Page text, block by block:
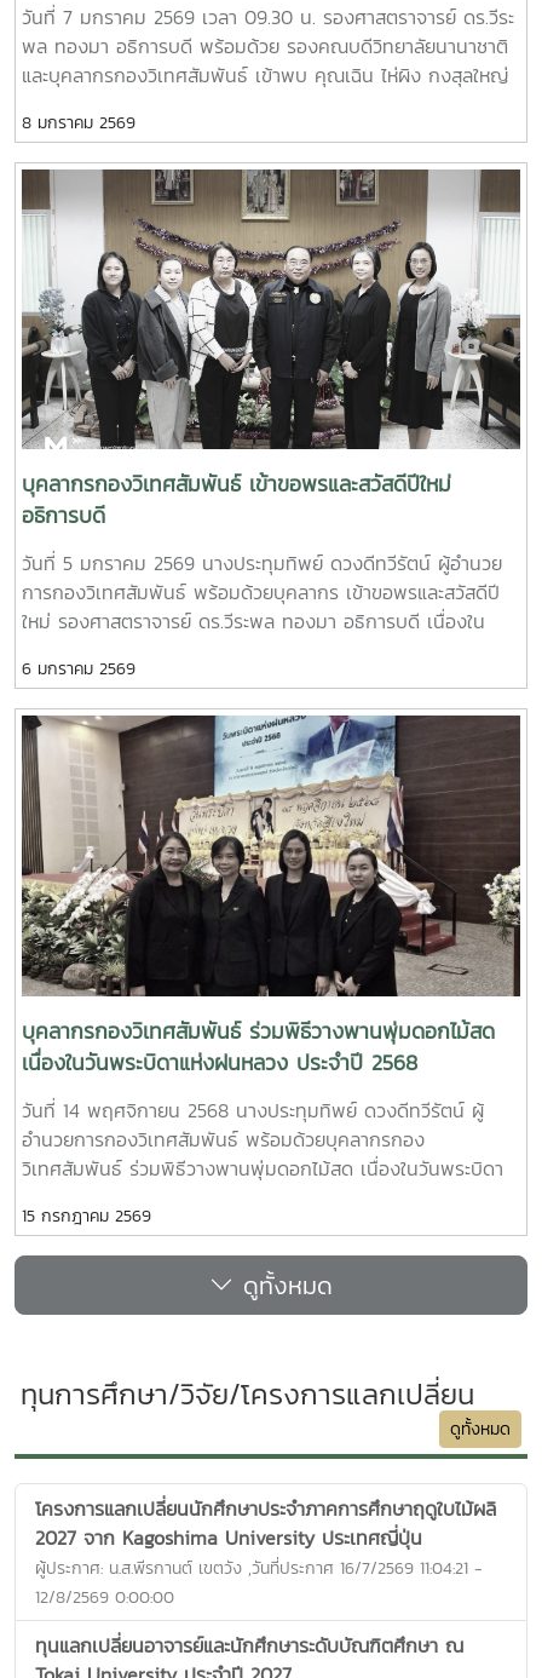
วันที่ 7 มกราคม 2569 เวลา 09.30 น. รองศาสตราจารย์ ดร.วีระ
พล ทองมา อธิการบดี พร้อมด้วย รองคณบดีวิทยาลัยนานาชาติ
และบุคลากรกองวิเทศสัมพันธ์ เข้าพบ คุณเฉิน ไห่ผิง กงสุลใหญ่
เนื่องในโอกาสสวัสดีปีใหม่ 2569 พร้อมกันนี้ ได้มีการหารือความ
ร่วมมือและสนับสนุนกิจกรรมด้านการศึกษาระหว่างมหาวิทยาลัยแม่
โจ้และมหาวิทยาลัยในประเทศสาธารณรัฐประชาชนจีน7 January
2026, Associate Professor Dr. Weerapon Thongma,
President of Maejo University, together with Associate
Dean of International College, and the International
Affairs Officers from Maejo University visited the
Consulate General of the People’s Republic of China in
Chiang Mai to greet the Consul General Chen Haiping
on the occasion of New Year 2026 and to discuss
academic connections between Maejo University and
the People’s Republic of China.
8 มกราคม 2569
บุคลากรกองวิเทศสัมพันธ์ เข้าขอพรและสวัสดีปีใหม่
อธิการบดี
วันที่ 5 มกราคม 2569 นางประทุมทิพย์ ดวงดีทวีรัตน์ ผู้อำนวย
การกองวิเทศสัมพันธ์ พร้อมด้วยบุคลากร เข้าขอพรและสวัสดีปี
ใหม่ รองศาสตราจารย์ ดร.วีระพล ทองมา อธิการบดี เนื่องใน
6 มกราคม 2569
บุคลากรกองวิเทศสัมพันธ์ ร่วมพิธีวางพานพุ่มดอกไม้สด
เนื่องในวันพระบิดาแห่งฝนหลวง ประจำปี 2568
วันที่ 14 พฤศจิกายน 2568 นางประทุมทิพย์ ดวงดีทวีรัตน์ ผู้
อำนวยการกองวิเทศสัมพันธ์ พร้อมด้วยบุคลากรกอง
วิเทศสัมพันธ์ ร่วมพิธีวางพานพุ่มดอกไม้สด เนื่องในวันพระบิดา
ของพระบาทสมเด็จพระบรมชนกาธิเบศร มหาภูมิพลอดุลยเดช
มหาราช บรมนาถบพิตร “พระบิดาแห่งฝนหลวง” ณ ห้อง
ราชพฤกษ์ อาคารนิทรรศการ 1 อุทยานหลวงราชพฤกษ์ ตำบลแม่
เหียะ อำเภอเมืองเชียงใหม่ จังหวัดเชียงใหม่ เพื่อน้อมรำลึกในพระ
ภูมิพลอดุลยเดชมหาราช บรมนาถบพิตร “พระบิดาแห่งฝน
หลวง”ด้วยคณะรัฐมนตรีได้มีมติเมื่อวันที่ 20 สิงหาคม 2545
กำหนดให้วันที่ 14 พฤศจิกายนของทุกปี เป็นวันพระบิดาแห่งฝน
หลวง เพื่อจารึกไว้ในประวัติศาสตร์ของชาติไทยให้ประชาชนและ
อนุชนรุ่นหลังได้มีโอกาสแสดงความจงรักภักดี และน้อมรำลึกใน
พระมาหากรุณาธิคุณของพระบาทสมเด็จพระบรมชนกาธิเบศร
มหาภูมิพลอดุลยเดชมหาราช บรมนาถบพิตร “พระบิดาแห่งฝน
หลวง”
15 กรกฎาคม 2569
ดูทั้งหมด
ทุนการศึกษา/วิจัย/โครงการแลกเปลี่ยน
ดูทั้งหมด
โครงการแลกเปลี่ยนนักศึกษาประจำภาคการศึกษาฤดูใบไม้ผลิ
2027 จาก Kagoshima University ประเทศญี่ปุ่น
ผู้ประกาศ: น.ส.พีรกานต์ เขตวัง ,วันที่ประกาศ 16/7/2569 11:04:21 -
12/8/2569 0:00:00
ทุนแลกเปลี่ยนอาจารย์และนักศึกษาระดับบัณฑิตศึกษา ณ